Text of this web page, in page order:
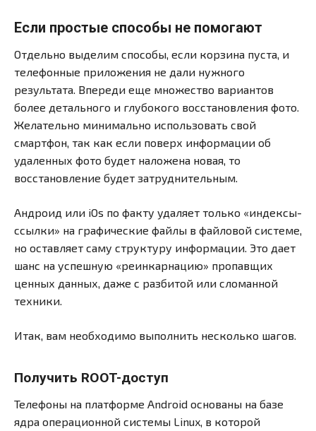
Если простые способы не помогают
Отдельно выделим способы, если корзина пуста, и
телефонные приложения не дали нужного
результата. Впереди еще множество вариантов
более детального и глубокого восстановления фото.
Желательно минимально использовать свой
смартфон, так как если поверх информации об
удаленных фото будет наложена новая, то
восстановление будет затруднительным.
Андроид или iOs по факту удаляет только «индексы-
ссылки» на графические файлы в файловой системе,
но оставляет саму структуру информации. Это дает
шанс на успешную «реинкарнацию» пропавщих
ценных данных, даже с разбитой или сломанной
техники.
Итак, вам необходимо выполнить несколько шагов.
Получить ROOT-доступ
Телефоны на платформе Android основаны на базе
ядра операционной системы Linux, в которой